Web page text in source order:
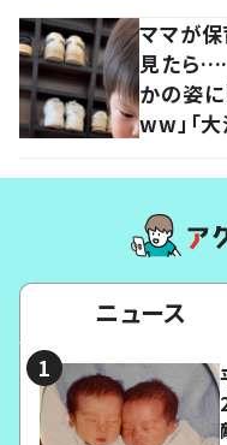
ママが
見たら
かの姿
ww」「
ニュース